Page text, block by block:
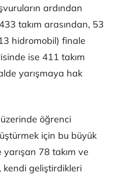
ardından
takım arasından, 53
hidromobil) finale
ise 411 takım
yarışmaya hak
öğrenci
için bu büyük
yarışan 78 takım ve
kendi geliştirdikleri